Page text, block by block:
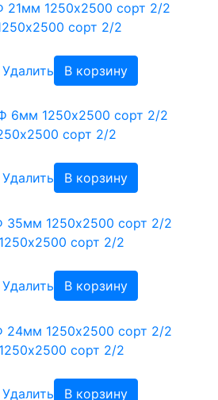
сорт 2/2
Удалить В корзину
сорт 2/2
Удалить В корзину
сорт 2/2
Удалить В корзину
сорт 2/2
Удалить В корзину